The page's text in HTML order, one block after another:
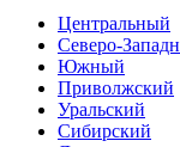
Центральный
Северо-
Южный
Приволжский
Уральский
Сибирский